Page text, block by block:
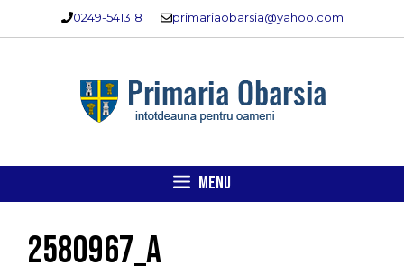
0249-541318 primariaobarsia@yahoo.com
MENU
2580967_a